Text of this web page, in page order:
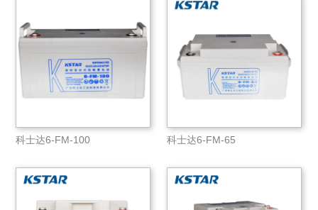
科士达6-FM-100 科士达6-FM-65